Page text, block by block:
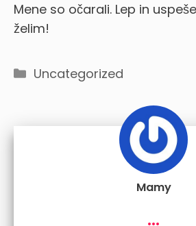
Mene so očarali. Lep in
želim!
Categories
Uncategorized
Mamy
...